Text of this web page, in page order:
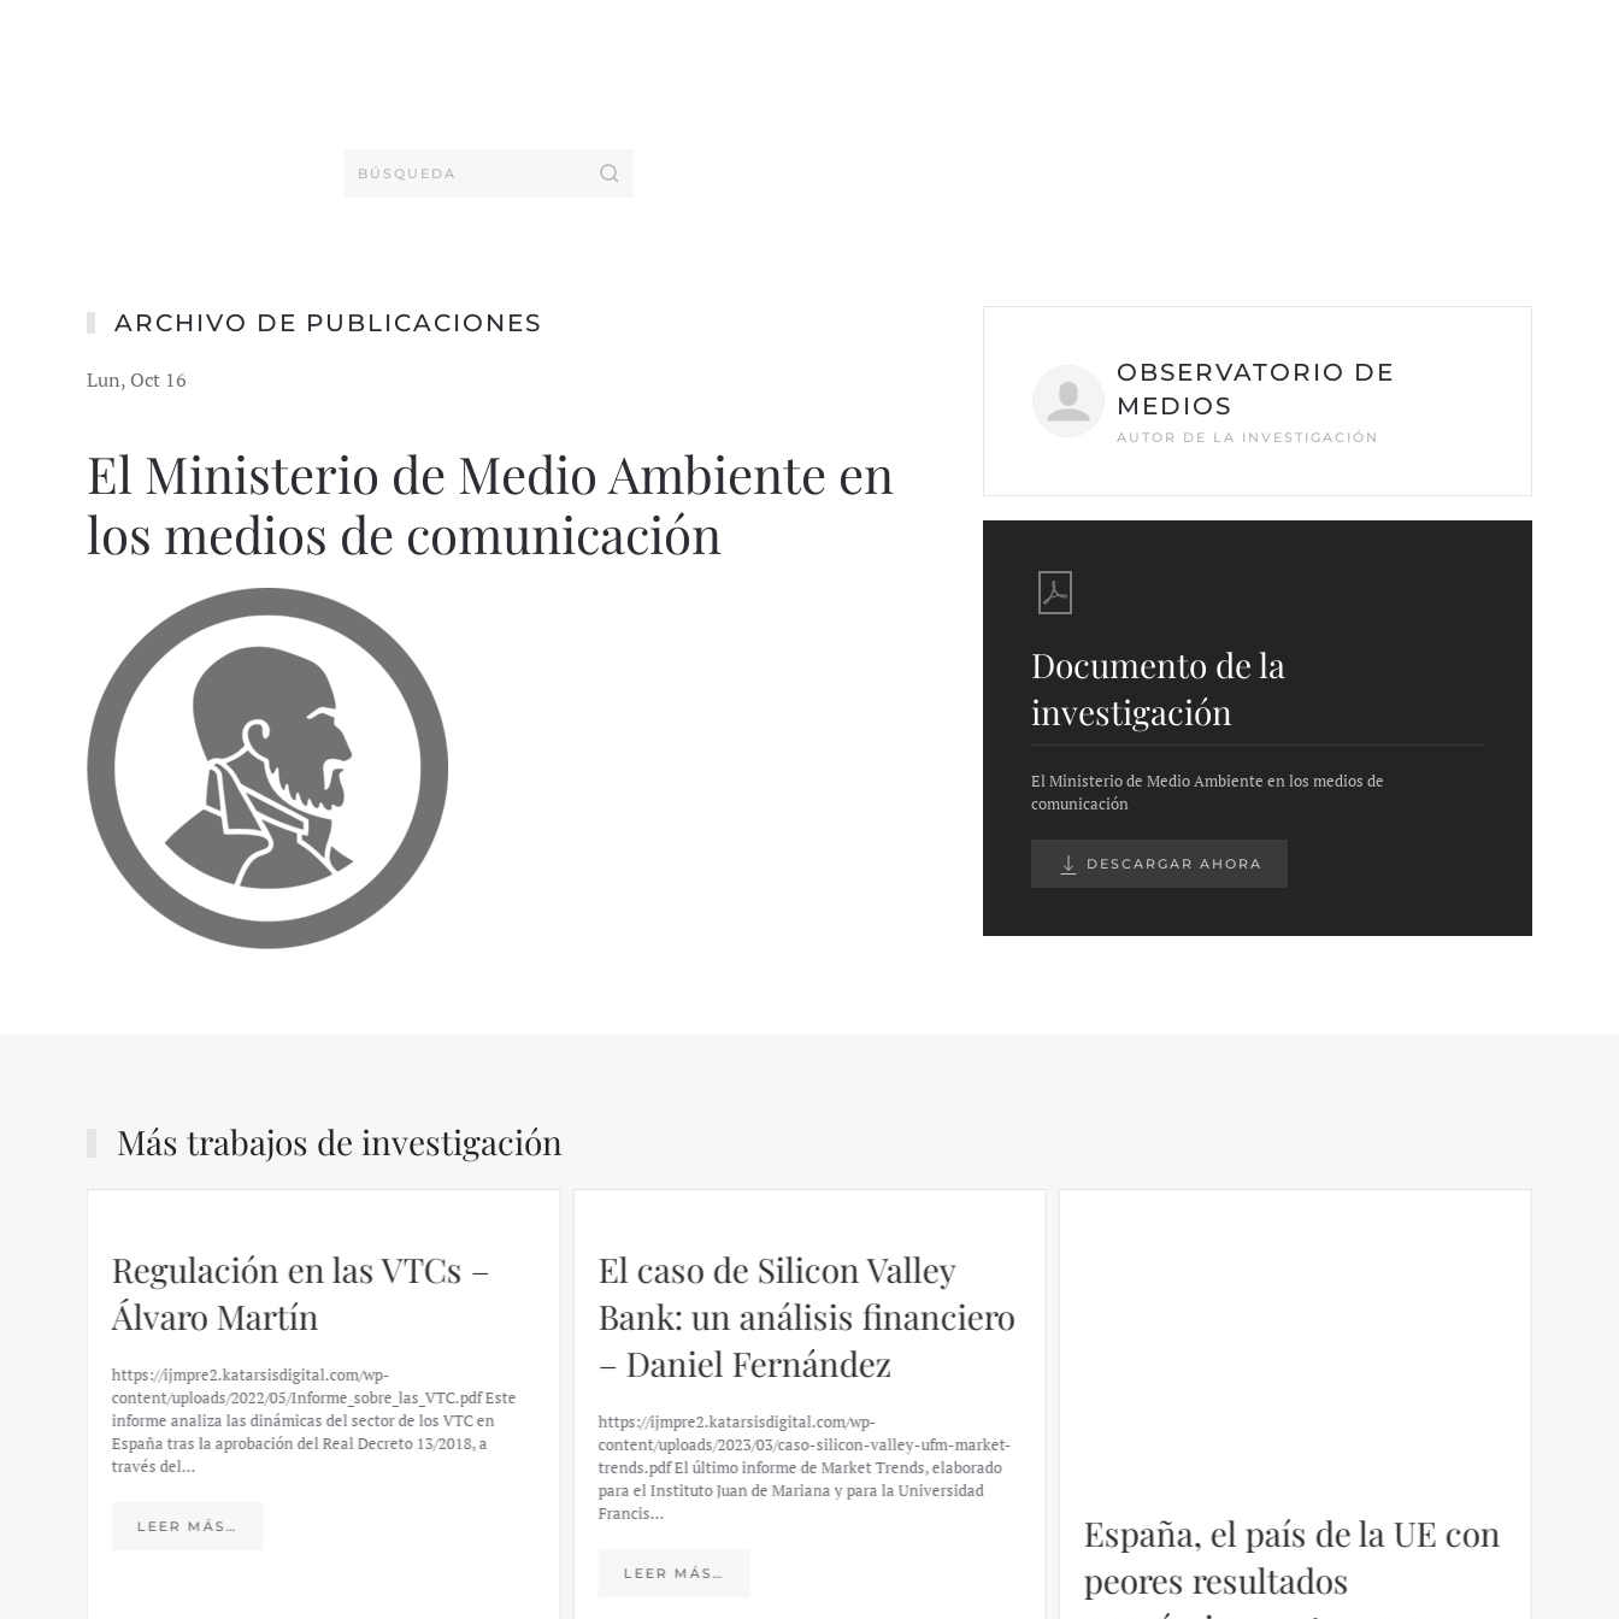
ARCHIVO DE PUBLICACIONES
Lun, Oct 16
El Ministerio de Medio Ambiente en
los medios de comunicación
OBSERVATORIO DE
MEDIOS
AUTOR DE LA INVESTIGACIÓN
Documento de la
investigación
El Ministerio de Medio Ambiente en los medios de
comunicación
DESCARGAR AHORA
Más trabajos de investigación
Regulación en las VTCs –
Álvaro Martín
https://ijmpre2.katarsisdigital.com/wp-
content/uploads/2022/05/Informe_sobre_las_VTC.pdf Este
informe analiza las dinámicas del sector de los VTC en
España tras la aprobación del Real Decreto 13/2018, a
través del…
LEER MÁS…
El caso de Silicon Valley
Bank: un análisis financiero
– Daniel Fernández
https://ijmpre2.katarsisdigital.com/wp-
content/uploads/2023/03/caso-silicon-valley-ufm-market-
trends.pdf El último informe de Market Trends, elaborado
para el Instituto Juan de Mariana y para la Universidad
Francis…
LEER MÁS…
España, el país de la UE con
peores resultados